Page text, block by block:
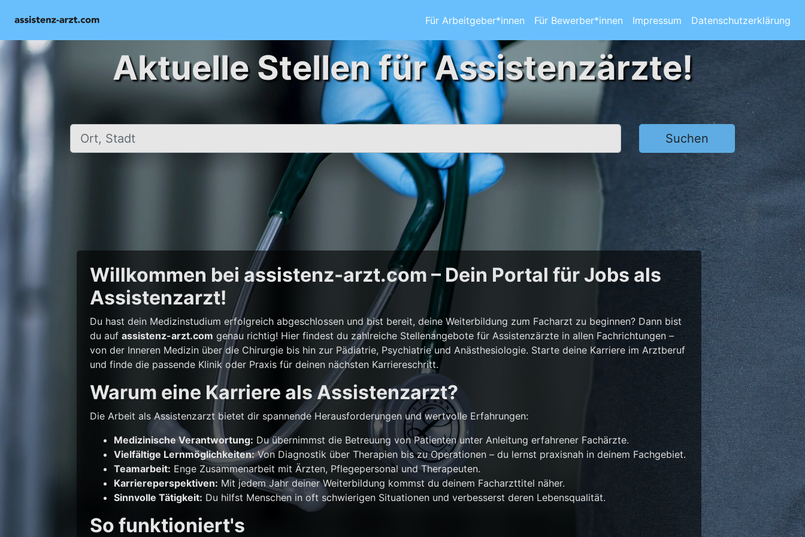
Für Arbeitgeber*innen Für Bewerber*innen Impressum Datenschutzerklärung
Aktuelle Stellen für Assistenzärzte!
Ort, Stadt Suchen
Willkommen bei assistenz-arzt.com – Dein Portal für Jobs als
Assistenzarzt!
Du hast dein Medizinstudium erfolgreich abgeschlossen und bist bereit, deine Weiterbildung zum Facharzt zu beginnen? Dann bist
du aufassistenz-arzt.com genau richtig! Hier findest du zahlreiche Stellenangebote für Assistenzärzte in allen Fachrichtungen –
von der Inneren Medizin über die Chirurgie bis hin zur Pädiatrie, Psychiatrie und Anästhesiologie. Starte deine Karriere im Arztberuf
und finde die passende Klinik oder Praxis für deinen nächsten Karriereschritt.
Warum eine Karriere als Assistenzarzt?
Die Arbeit als Assistenzarzt bietet dir spannende Herausforderungen und wertvolle Erfahrungen:
Medizinische Verantwortung: Du übernimmst die Betreuung von Patienten unter Anleitung erfahrener Fachärzte.
Vielfältige Lernmöglichkeiten:Von Diagnostik über Therapien bis zu Operationen – du lernst praxisnah in deinem Fachgebiet.
Teamarbeit: Enge Zusammenarbeit mit Ärzten, Pflegepersonal und Therapeuten.
Karriereperspektiven: Mit jedem Jahr deiner Weiterbildung kommst du deinem Facharzttitel näher.
Sinnvolle Tätigkeit: Du hilfst Menschen in oft schwierigen Situationen und verbesserst deren Lebensqualität.
So funktioniert's